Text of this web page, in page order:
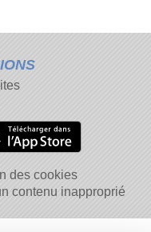
des cookies
contenu inapproprié